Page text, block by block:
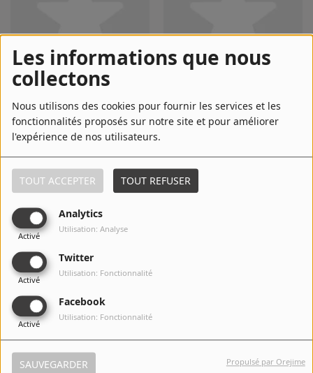
Les informations que nous
collectons
Nous utilisons des cookies pour fournir les services et les
fonctionnalités proposés sur notre site et pour améliorer
l'expérience de nos utilisateurs.
TOUT ACCEPTER TOUT REFUSER
Analytics
Activé
Utilisation: Analyse
Twitter
Activé
Utilisation: Fonctionnalité
Facebook
Activé
Utilisation: Fonctionnalité
SAUVEGARDER Propulsé par Orejime
Bibie Il était une fois
Ginette Reno